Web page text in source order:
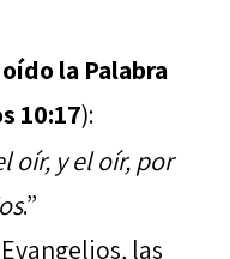
la Palabra
10:17):
oír, y el oír, por
.”
las